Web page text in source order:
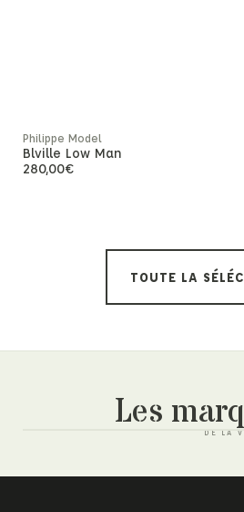
Philippe Model
Blville Low Man
280,00€
TOUTE LA
Les